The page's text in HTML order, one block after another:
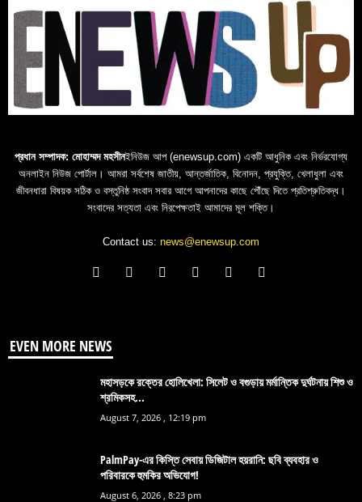
প্রধান সম্পাদক: মোহাম্মদ মহসীনইনিউজ আপ (enewsup.com) একটি আধুনিক এবং নির্ভরযোগ্য
অনলাইন নিউজ পোর্টাল। আমরা সর্বশেষ জাতীয়, আন্তর্জাতিক, বিনোদন, প্রযুক্তি, খেলাধুলা এবং
জীবনধারা বিষয়ক সঠিক ও বস্তুনিষ্ঠ সংবাদ সবার আগে আপনাদের কাছে পৌঁছে দিতে প্রতিশ্রুতিবদ্ধ।
সংবাদের সত্যতা এবং নিরপেক্ষতাই আমাদের মূল শক্তি।
Contact us: news@enewsup.com
EVEN MORE NEWS
মহাসড়কে রক্তের হোলিখেলা: সিলেট ও বগুড়ায় মর্মান্তিক দুর্ঘটনায় শিশু ও
শ্রমিকসহ...
August 7, 2026 , 12:19 pm
PalmPay-এর কিস্তি সেবায় ডিজিটাল হয়রানি: ছবি ব্যবহার ও
পরিবারকে হুমকির অভিযোগ!
August 6, 2026 , 8:23 pm